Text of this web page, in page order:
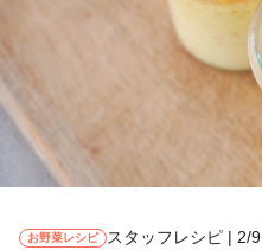
お野菜レシピ スタッフレシピ | 2/9